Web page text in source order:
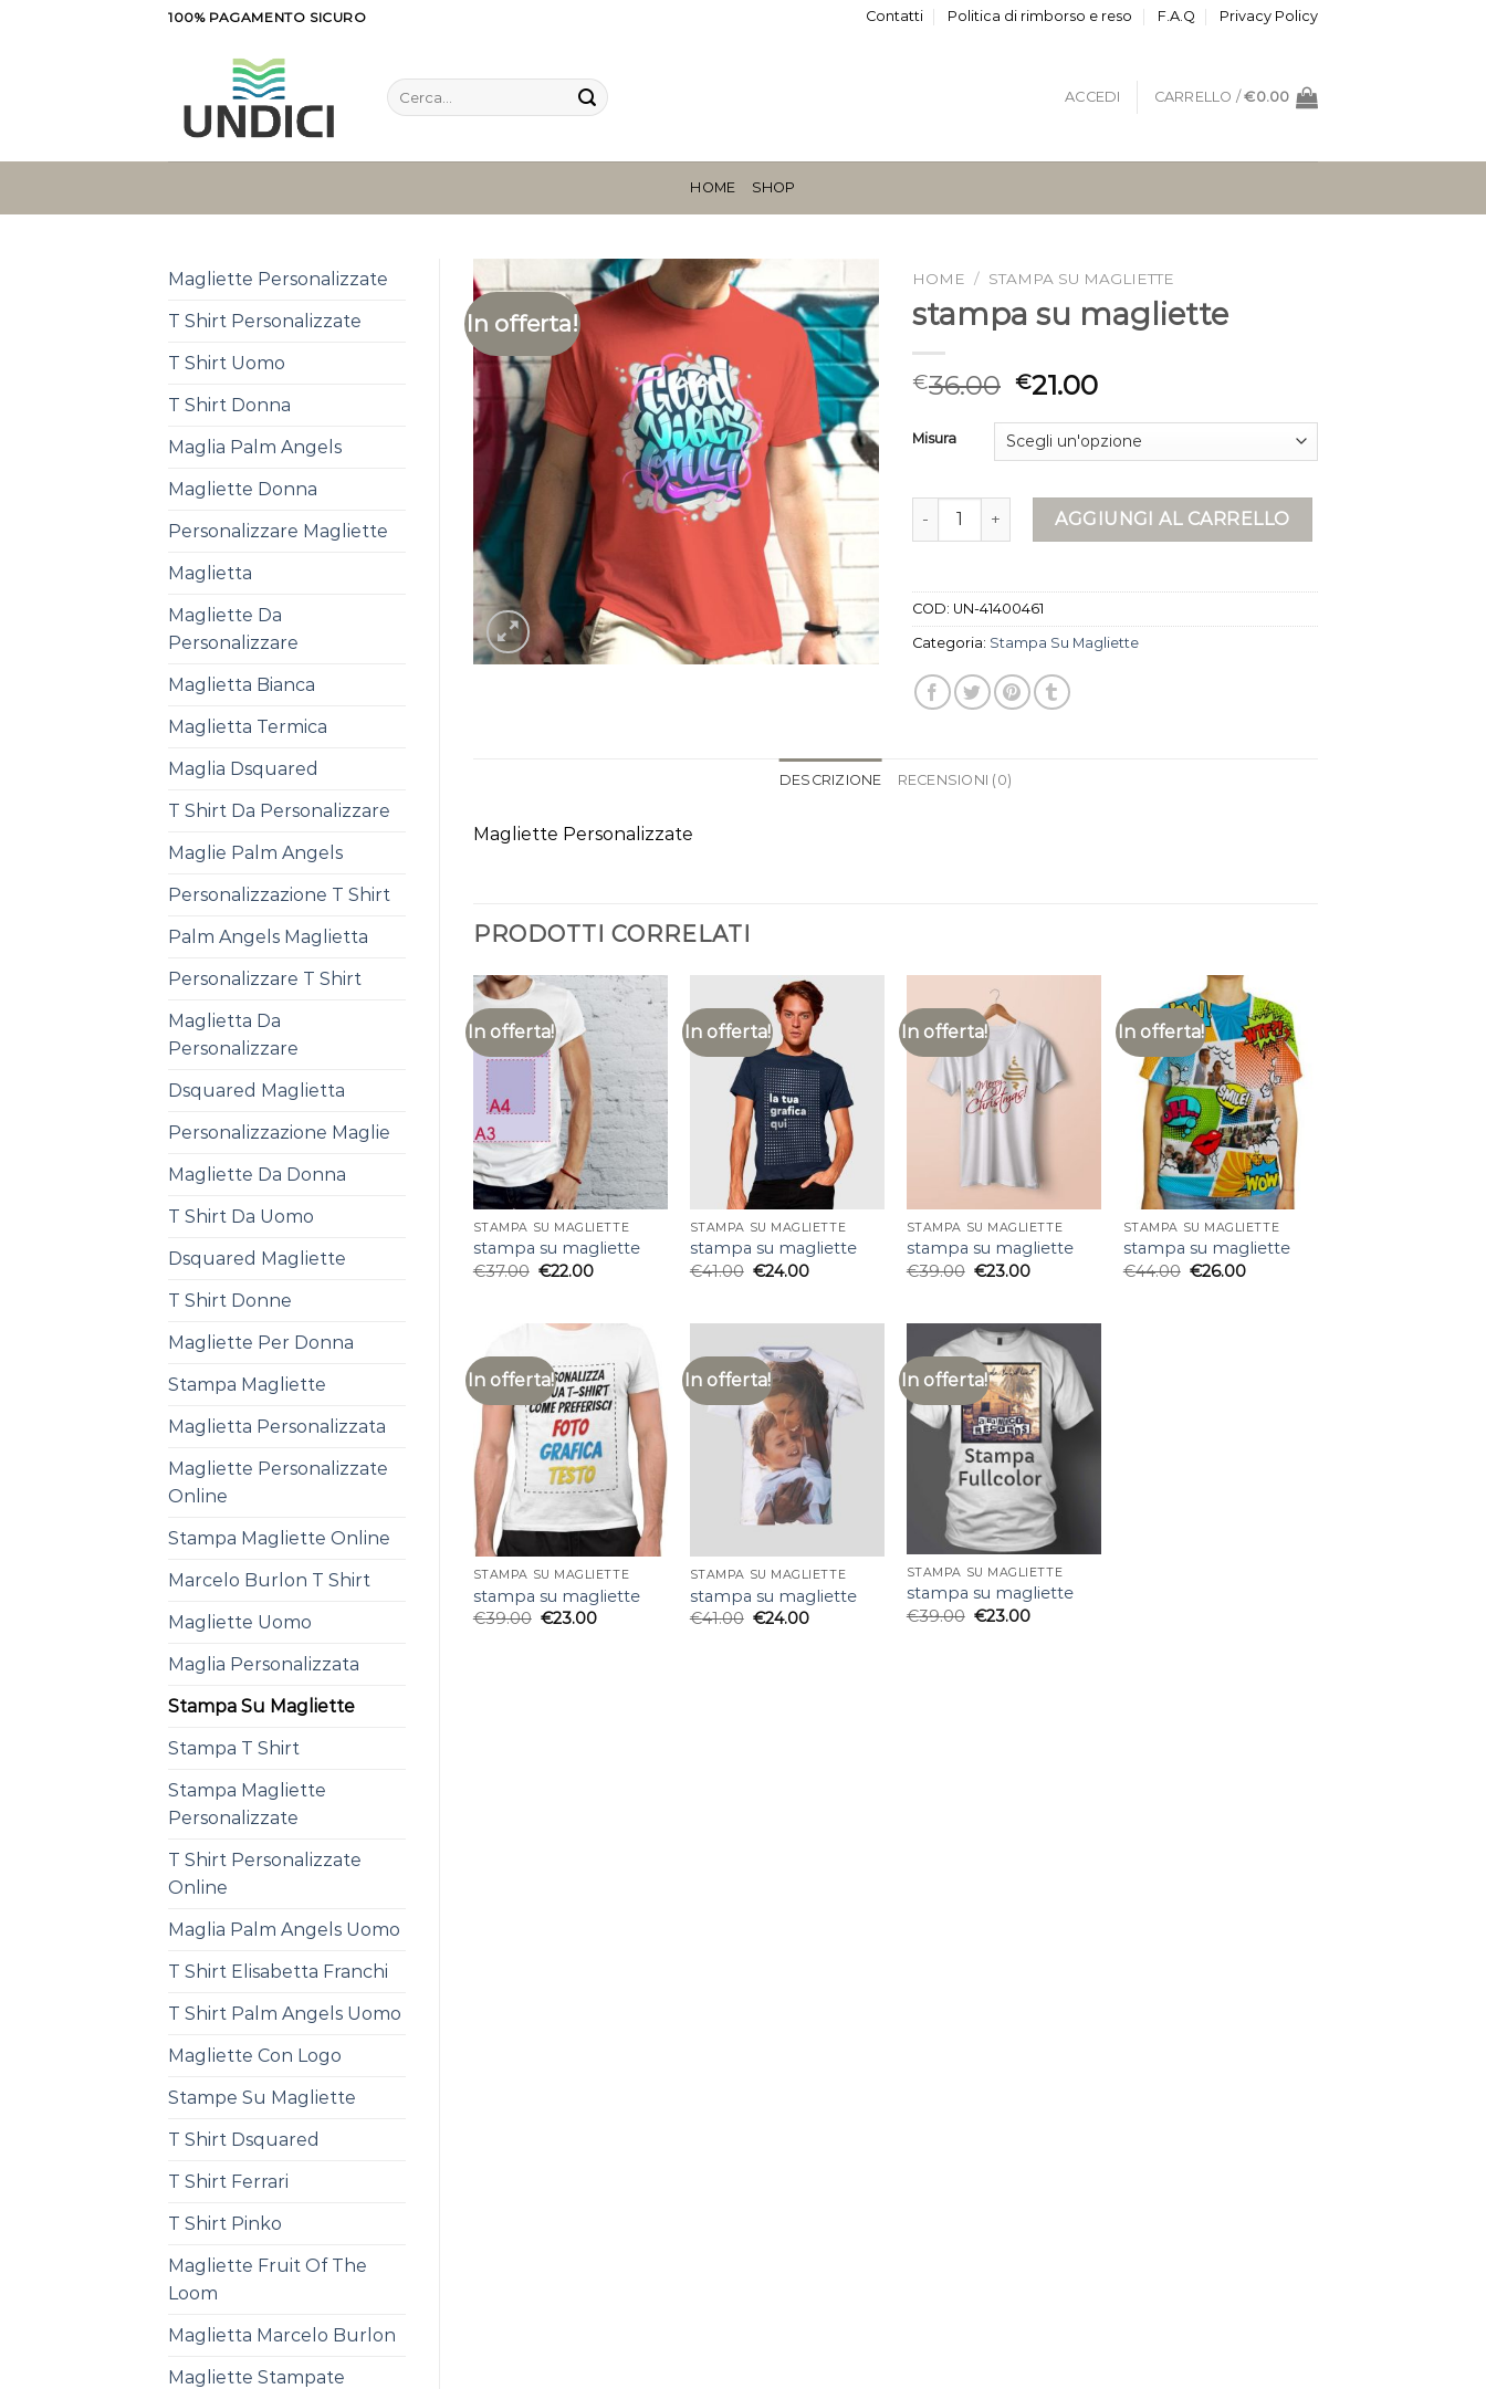
100% PAGAMENTO SICURO Contatti Politica di rimborso e reso F.A.Q Privacy Policy
Cerca:
ACCEDI CARRELLO /€0.00
HOME SHOP
Magliette Personalizzate
T Shirt Personalizzate
T Shirt Uomo
T Shirt Donna
Maglia Palm Angels
Magliette Donna
Personalizzare Magliette
Maglietta
Magliette Da
Personalizzare
Maglietta Bianca
Maglietta Termica
Maglia Dsquared
T Shirt Da Personalizzare
Maglie Palm Angels
Personalizzazione T Shirt
Palm Angels Maglietta
Personalizzare T Shirt
Maglietta Da
Personalizzare
Dsquared Maglietta
Personalizzazione Maglie
Magliette Da Donna
T Shirt Da Uomo
Dsquared Magliette
T Shirt Donne
Magliette Per Donna
Stampa Magliette
Maglietta Personalizzata
Magliette Personalizzate
Online
Stampa Magliette Online
Marcelo Burlon T Shirt
Magliette Uomo
Maglia Personalizzata
Stampa Su Magliette
Stampa T Shirt
Stampa Magliette
Personalizzate
T Shirt Personalizzate
Online
Maglia Palm Angels Uomo
T Shirt Elisabetta Franchi
T Shirt Palm Angels Uomo
Magliette Con Logo
Stampe Su Magliette
T Shirt Dsquared
T Shirt Ferrari
T Shirt Pinko
Magliette Fruit Of The
Loom
Maglietta Marcelo Burlon
Magliette Stampate
In offerta!
HOME / STAMPA SU MAGLIETTE
stampa su magliette
€36.00 €21.00
Misura
stampa su magliette quantitàAGGIUNGI AL CARRELLO
COD: UN-41400461
Categoria: Stampa Su Magliette
DESCRIZIONE RECENSIONI (0)
Magliette Personalizzate
PRODOTTI CORRELATI
In offerta!
STAMPA SU MAGLIETTE
stampa su magliette
€37.00 €22.00
In offerta!
STAMPA SU MAGLIETTE
stampa su magliette
€41.00 €24.00
In offerta!
STAMPA SU MAGLIETTE
stampa su magliette
€39.00 €23.00
In offerta!
STAMPA SU MAGLIETTE
stampa su magliette
€44.00 €26.00
In offerta!
STAMPA SU MAGLIETTE
stampa su magliette
€39.00 €23.00
In offerta!
STAMPA SU MAGLIETTE
stampa su magliette
€41.00 €24.00
In offerta!
STAMPA SU MAGLIETTE
stampa su magliette
€39.00 €23.00